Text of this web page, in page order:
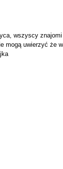
wszyscy
mogą uwierzyć że